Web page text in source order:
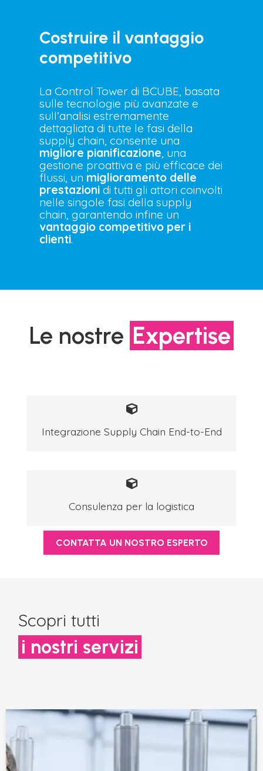
Costruire il vantaggio
competitivo
La Control Tower di BCUBE, basata
sulle tecnologie più avanzate e
sull’analisi estremamente
dettagliata di tutte le fasi della
supply chain, consente una
migliore pianificazione , una
gestione proattiva e più efficace dei
flussi, un miglioramento delle
prestazioni di tutti gli attori coinvolti
nelle singole fasi della supply
chain, garantendo infine un
vantaggio competitivo per i
clienti.
Le nostre Expertise
Integrazione Supply Chain End-to-End
Consulenza per la logistica
CONTATTA UN NOSTRO ESPERTO
Scopri tutti
i nostri servizi